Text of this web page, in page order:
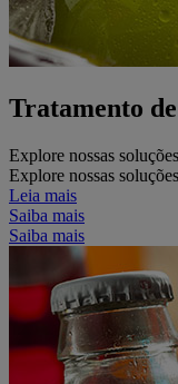
Tratamento
Explore nossas
Explore nossas
Leia mais
Saiba mais
Saiba mais